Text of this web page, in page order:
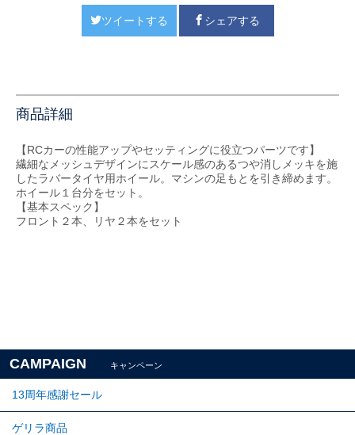
ツイートする シェアする
商品詳細
【RCカーの性能アップやセッティングに役立つパーツです】
繊細なメッシュデザインにスケール感のあるつや消しメッキを施
したラバータイヤ用ホイール。マシンの足もとを引き締めます。
ホイール１台分をセット。
【基本スペック】
フロント２本、リヤ２本をセット
CAMPAIGN キャンペーン
13周年感謝セール
ゲリラ商品